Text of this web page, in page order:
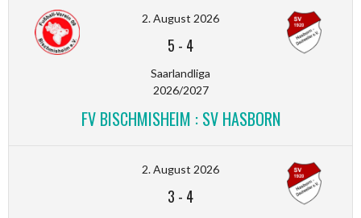
2. August 2026
5 - 4
Saarlandliga
2026/2027
FV BISCHMISHEIM : SV HASBORN
2. August 2026
3 - 4